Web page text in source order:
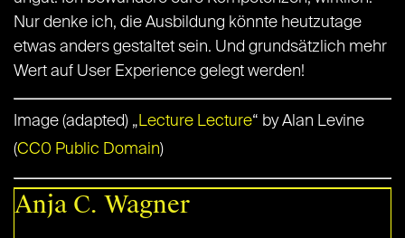
Nur denke ich, die Ausbildung könnte heutzutage
etwas anders gestaltet sein. Und grundsätzlich mehr
Wert auf User Experience gelegt werden!
Image (adapted) „Lecture Lecture“ by Alan Levine
(CC0 Public Domain)
Anja C. Wagner